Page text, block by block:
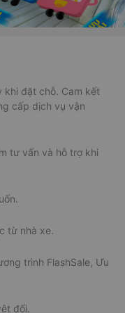
khi đặt chỗ. Cam kết
cấp dịch vụ vận
tư vấn và hỗ trợ khi
từ nhà xe.
trình FlashSale, Ưu
đối.